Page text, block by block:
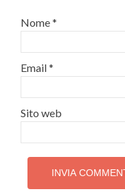
Nome*
Email*
Sito web